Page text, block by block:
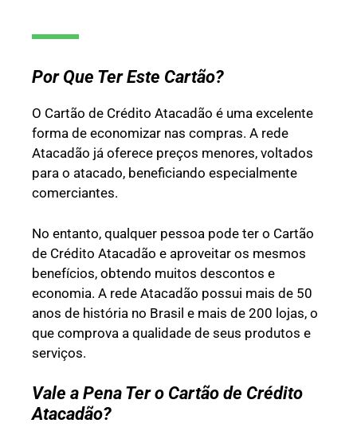
Por Que Ter Este Cartão?
O Cartão de Crédito Atacadão é uma excelente
forma de economizar nas compras. A rede
Atacadão já oferece preços menores, voltados
para o atacado, beneficiando especialmente
comerciantes.
No entanto, qualquer pessoa pode ter o Cartão
de Crédito Atacadão e aproveitar os mesmos
benefícios, obtendo muitos descontos e
economia. A rede Atacadão possui mais de 50
anos de história no Brasil e mais de 200 lojas, o
que comprova a qualidade de seus produtos e
serviços.
Vale a Pena Ter o Cartão de Crédito
Atacadão?